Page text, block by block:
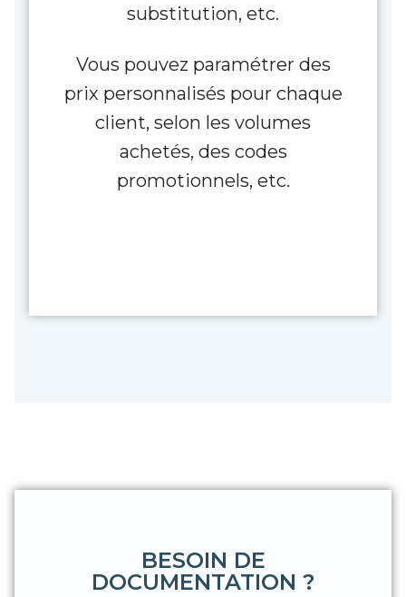
substitution, etc.
Vous pouvez paramétrer des
prix personnalisés pour chaque
client, selon les volumes
achetés, des codes
promotionnels, etc.
BESOIN DE
DOCUMENTATION ?